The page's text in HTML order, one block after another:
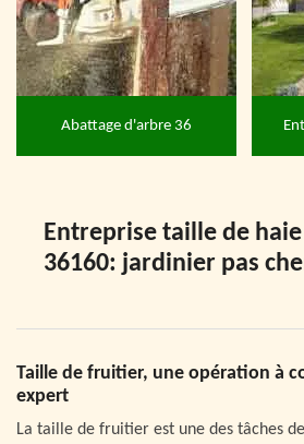
Abattage d'arbre 36
Entreprise taille de haie
36160: jardinier pas
Taille de fruitier, une opération à
expert
La taille de fruitier est une des tâches